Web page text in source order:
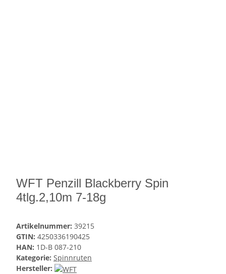
WFT Penzill Blackberry Spin
4tlg.2,10m 7-18g
Artikelnummer: 39215
GTIN: 4250336190425
HAN: 1D-B 087-210
Kategorie: Spinnruten
Hersteller: